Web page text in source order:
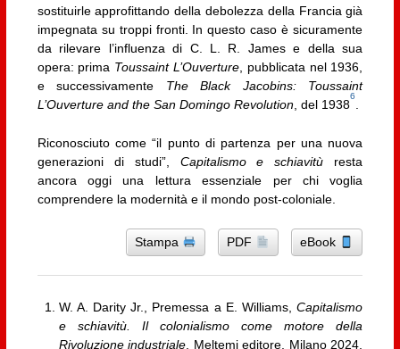
sostituirle approfittando della debolezza della Francia già
impegnata su troppi fronti. In questo caso è sicuramente
da rilevare l’influenza di C. L. R. James e della sua
opera: prima Toussaint L’Ouverture , pubblicata nel 1936,
e successivamente The Black Jacobins: Toussaint
L’Ouverture and the San Domingo Revolution, del 1938
6
Riconosciuto come “il punto di partenza per una nuova
generazioni di studi”, Capitalismo e schiavitù resta
ancora oggi una lettura essenziale per chi voglia
comprendere la modernità e il mondo post-coloniale.
Stampa PDF eBook
W. A. Darity Jr., Premessa a E. Williams,Capitalismo
e schiavitù. Il colonialismo come motore della
Rivoluzione industriale , Meltemi editore, Milano 2024,